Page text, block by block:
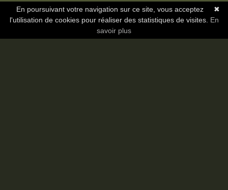
Nos partenaires
Faites-nous connaitre
Nous contacter
✖
En poursuivant votre navigation sur ce site, vous acceptez
l'utilisation de cookies pour réaliser des statistiques de visites. En
savoir plus